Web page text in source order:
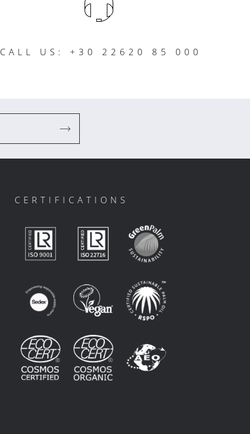
CALL US: +30 22620 85 000
CERTIFICATIONS